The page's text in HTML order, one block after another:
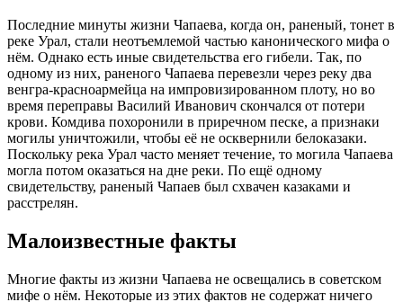
Последние минуты жизни Чапаева, когда он, раненый, тонет в
реке Урал, стали неотъемлемой частью канонического мифа о
нём. Однако есть иные свидетельства его гибели. Так, по
одному из них, раненого Чапаева перевезли через реку два
венгра-красноармейца на импровизированном плоту, но во
время переправы Василий Иванович скончался от потери
крови. Комдива похоронили в приречном песке, а признаки
могилы уничтожили, чтобы её не осквернили белоказаки.
Поскольку река Урал часто меняет течение, то могила Чапаева
могла потом оказаться на дне реки. По ещё одному
свидетельству, раненый Чапаев был схвачен казаками и
расстрелян.
Малоизвестные факты
Многие факты из жизни Чапаева не освещались в советском
мифе о нём. Некоторые из этих фактов не содержат ничего